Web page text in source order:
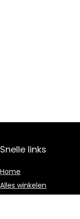
Snelle links
Home
Alles winkelen